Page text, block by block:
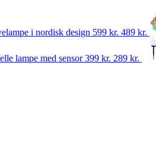
i nordisk design 599 kr. 489 kr.
lampe med sensor399 kr. 289 kr.